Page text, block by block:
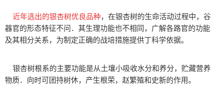
近年选出的银杏树优良品种，在银杏树的生命活动过程中，谷
器官的形态特征不问．其生理功能也不相同，广解各路官的功能
及其相分关系，为制定正确的战培措施提供丁科学依据。
银杏树根系的主要功能是从土壤小吸收水分和养分，贮藏营养
物质．向时可团持树休，产生根荣，赵繁殖和史新的作用。